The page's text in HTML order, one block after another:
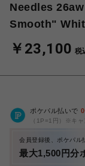
Needles
Smooth"
￥23,100 税
ポケパル払いで 0
（1P=1円）※キャ
会員登録後、ポケパル
最大1,500円分